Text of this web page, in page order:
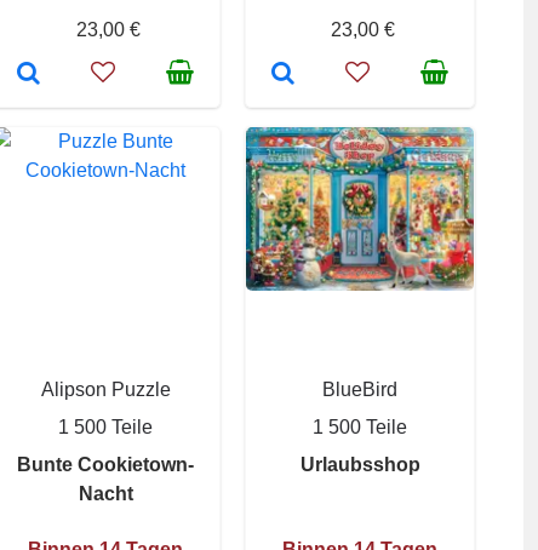
23,00 €
23,00 €
Alipson Puzzle
1 500 Teile
Bunte Cookietown-
Nacht
BlueBird
1 500 Teile
Urlaubsshop